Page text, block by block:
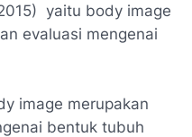
yaitu body image
evaluasi mengenai
image merupakan
bentuk tubuh